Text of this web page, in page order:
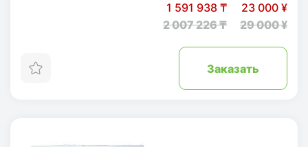
1 591 938 ₸
2 007 226 ₸
23 000 ¥
29 000 ¥
Заказать